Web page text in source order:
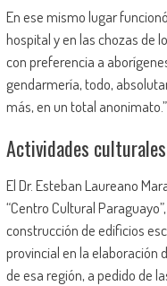
En ese mismo lugar
hospital y en las chozas de
con preferencia a
gendarmería, todo,
más, en un total anonimato.”
Actividades culturales
El Dr. Esteban Laureano
“Centro Cultural
construcción de edificios
provincial en la elaboración
de esa región, a pedido de